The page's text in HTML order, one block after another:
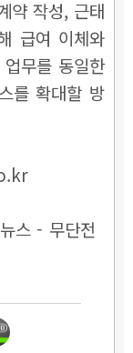
약 작성, 근태
급여 이체와
무를 동일한
를 확대할 방
스 - 무단전